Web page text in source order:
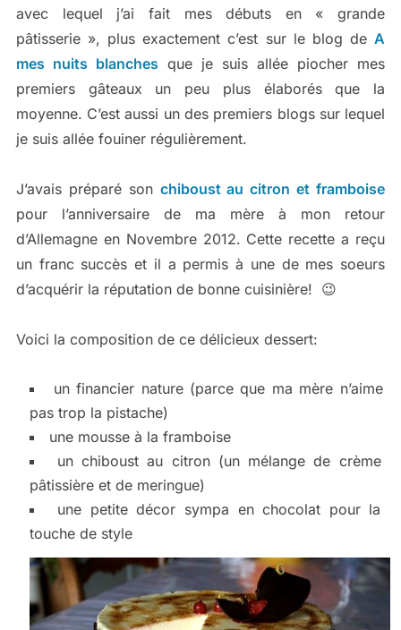
avec lequel j’ai fait mes débuts en « grande
pâtisserie », plus exactement c’est sur le blog deA
mes nuits blanches que je suis allée piocher mes
premiers gâteaux un peu plus élaborés que la
moyenne. C’est aussi un des premiers blogs sur lequel
je suis allée fouiner régulièrement.
J’avais préparé son chiboust au citron et framboise
pour l’anniversaire de ma mère à mon retour
d’Allemagne en Novembre 2012. Cette recette a reçu
un franc succès et il a permis à une de mes soeurs
d’acquérir la réputation de bonne cuisinière! 😉
Voici la composition de ce délicieux dessert:
un financier nature (parce que ma mère n’aime
pas trop la pistache)
une mousse à la framboise
un chiboust au citron (un mélange de crème
pâtissière et de meringue)
une petite décor sympa en chocolat pour la
touche de style